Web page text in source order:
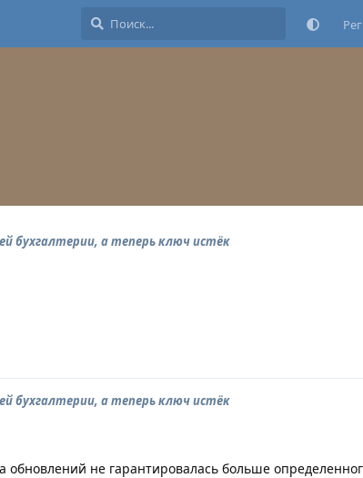
бухгалтерии, а теперь ключ истёк
бухгалтерии, а теперь ключ истёк
не гарантировалась больше